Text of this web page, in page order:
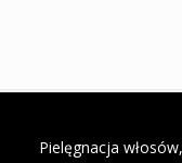
Pielęgnacja